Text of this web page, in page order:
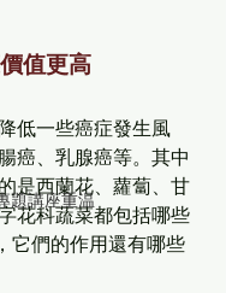
題講座重温
值更高
低一些癌症發生風
癌、乳腺癌等。其中
是西蘭花、蘿蔔、甘
花科蔬菜都包括哪些
它們的作用還有哪些